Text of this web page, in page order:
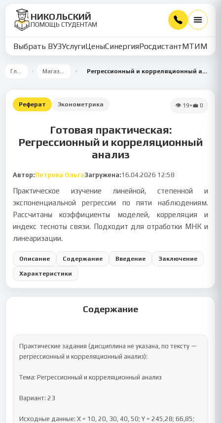
НИКОЛЬСКИЙ
ПОМОЩЬ СТУДЕНТАМ
Выбрать ВУЗУслугиЦеныСинергияРосдистантМТИММУ
Главная Магазин работ Регрессионный и корреляционный анализ нелинейной зависимости
Реферат Эконометрика 👁 19•💼 0
Готовая практическая:
Регрессионный и корреляционный
анализ
Автор:Петрова ОльгаЗагружена:16.04.2026 12:58
Практическое изучение линейной, степенной и
экспоненциальной регрессии по пяти наблюдениям.
Рассчитаны коэффициенты моделей, корреляция и
индекс тесноты связи. Подходит для отработки МНК и
линеаризации.
Описание Содержание Введение Заключение
Характеристики
Содержание
Практические задания (дисциплина не указана, по тексту —
регрессионный и корреляционный анализ):
Тема: Регрессионный и корреляционный анализ
Вариант: 23
Исходные данные: X = 10, 20, 30, 40, 50; Y = 245,28; 66,85;